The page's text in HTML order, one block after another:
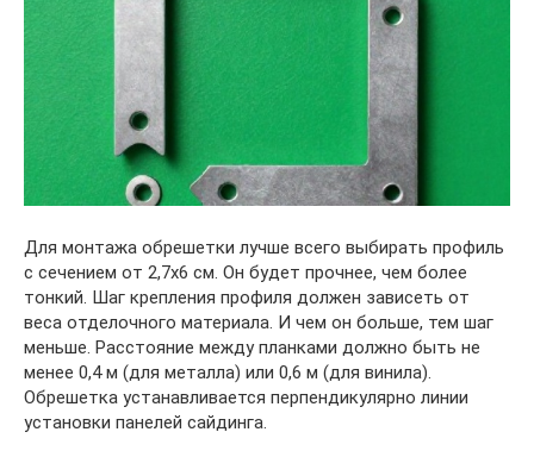
Для монтажа обрешетки лучше всего выбирать профиль
с сечением от 2,7х6 см. Он будет прочнее, чем более
тонкий. Шаг крепления профиля должен зависеть от
веса отделочного материала. И чем он больше, тем шаг
меньше. Расстояние между планками должно быть не
менее 0,4 м (для металла) или 0,6 м (для винила).
Обрешетка устанавливается перпендикулярно линии
установки панелей сайдинга.